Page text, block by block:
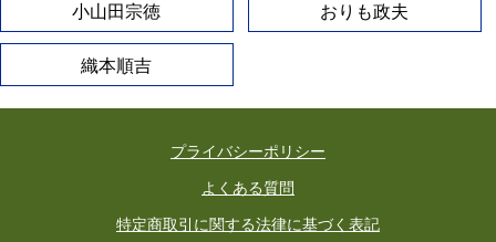
小山田宗徳 おりも政夫
織本順吉
プライバシーポリシー
よくある質問
特定商取引に関する法律に基づく表記